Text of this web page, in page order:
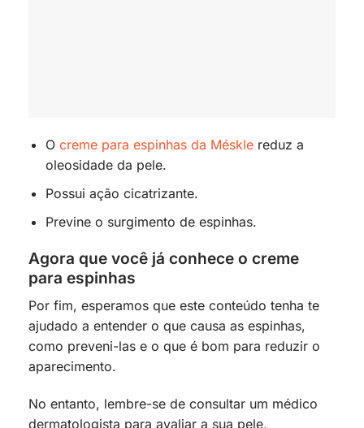
O creme para espinhas da Mésklereduz a
oleosidade da pele.
Possui ação cicatrizante.
Previne o surgimento de espinhas.
Agora que você já conhece o creme
para espinhas
Por fim, esperamos que este conteúdo tenha te
ajudado a entender o que causa as espinhas,
como preveni-las e o que é bom para reduzir o
aparecimento.
No entanto, lembre-se de consultar um médico
dermatologista para avaliar a sua pele,